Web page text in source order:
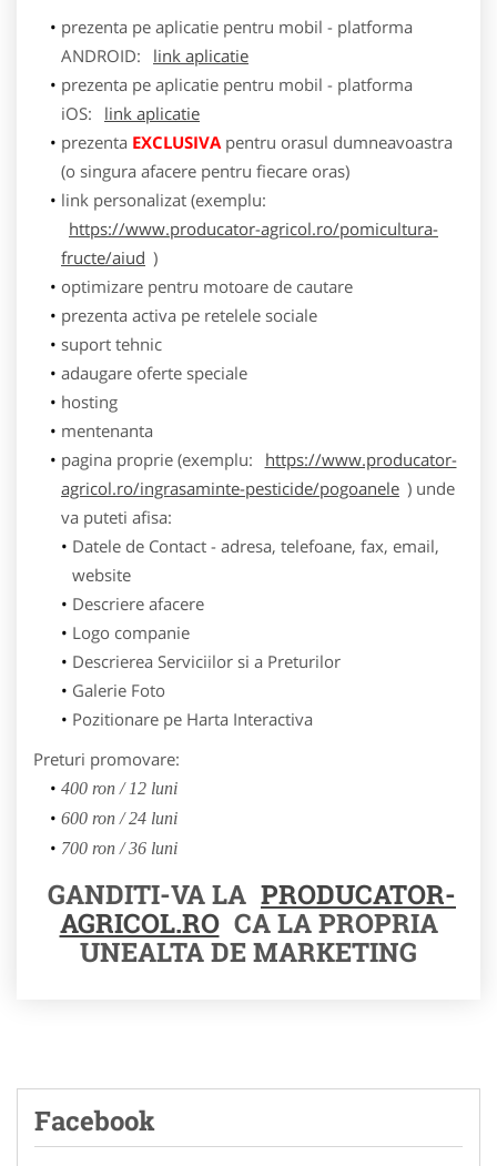
prezenta pe aplicatie pentru mobil - platforma
ANDROID:
link aplicatie
prezenta pe aplicatie pentru mobil - platforma
iOS:
link aplicatie
prezenta EXCLUSIVApentru orasul dumneavoastra
(o singura afacere pentru fiecare oras)
link personalizat (exemplu:
https://www.producator-agricol.ro/pomicultura-
fructe/aiud )
optimizare pentru motoare de cautare
prezenta activa pe retelele sociale
suport tehnic
adaugare oferte speciale
hosting
mentenanta
pagina proprie (exemplu:
https://www.producator-
agricol.ro/ingrasaminte-pesticide/pogoanele ) unde
va puteti afisa:
Datele de Contact - adresa, telefoane, fax, email,
website
Descriere afacere
Logo companie
Descrierea Serviciilor si a Preturilor
Galerie Foto
Pozitionare pe Harta Interactiva
Preturi promovare:
400 ron / 12 luni
600 ron / 24 luni
700 ron / 36 luni
GANDITI-VA LA PRODUCATOR-
AGRICOL.RO CA LA PROPRIA
UNEALTA DE MARKETING
Facebook